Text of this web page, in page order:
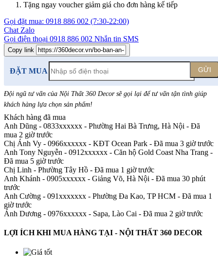
Tặng ngay voucher giảm giá cho đơn hàng kế tiếp
Gọi đặt mua: 0918 886 002 (7:30-22:00)
Chat Zalo
Gọi điện thoại 0918 886 002 Nhắn tin SMS
Copy link
ĐẶT MUA GỬI
Đội ngũ tư vấn của Nội Thất 360 Decor sẽ gọi lại để tư vấn tận tình giúp
khách hàng lựa chọn sản phẩm!
Khách hàng đã mua
Anh Dũng - 0833xxxxxx - Phường Hai Bà Trưng, Hà Nội - Đã
mua 2 giờ trước
Chị Ánh Vy - 0966xxxxxx - KĐT Ocean Park - Đã mua 3 giờ trước
Anh Tony Nguyễn - 0912xxxxxx - Căn hộ Gold Coast Nha Trang -
Đã mua 5 giờ trước
Chị Linh - Phường Tây Hồ - Đã mua 1 giờ trước
Anh Khánh - 0905xxxxxx - Giảng Võ, Hà Nội - Đã mua 30 phút
trước
Anh Cường - 091xxxxxxx - Phường Đa Kao, TP HCM - Đã mua 1
giờ trước
Ánh Dương - 0976xxxxxx - Sapa, Lào Cai - Đã mua 2 giờ trước
LỢI ÍCH KHI MUA HÀNG TẠI - NỘI THẤT 360 DECOR